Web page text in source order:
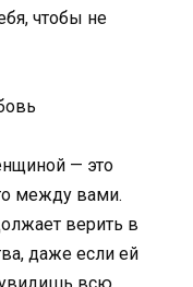
чтобы не
— это
между вами.
верить в
даже если ей